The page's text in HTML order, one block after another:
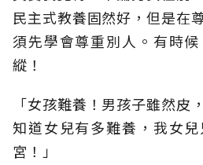
民主式教養固然好，但是在
須先學會尊重別人。有時
縱！
「女孩難養！男孩子雖然皮
知道女兒有多難養，我女
宮！」